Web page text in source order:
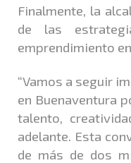
Finalmente, la
de las
emprendimiento
“Vamos a seguir
en Buenaventura
talento,
adelante. Esta
de más de dos